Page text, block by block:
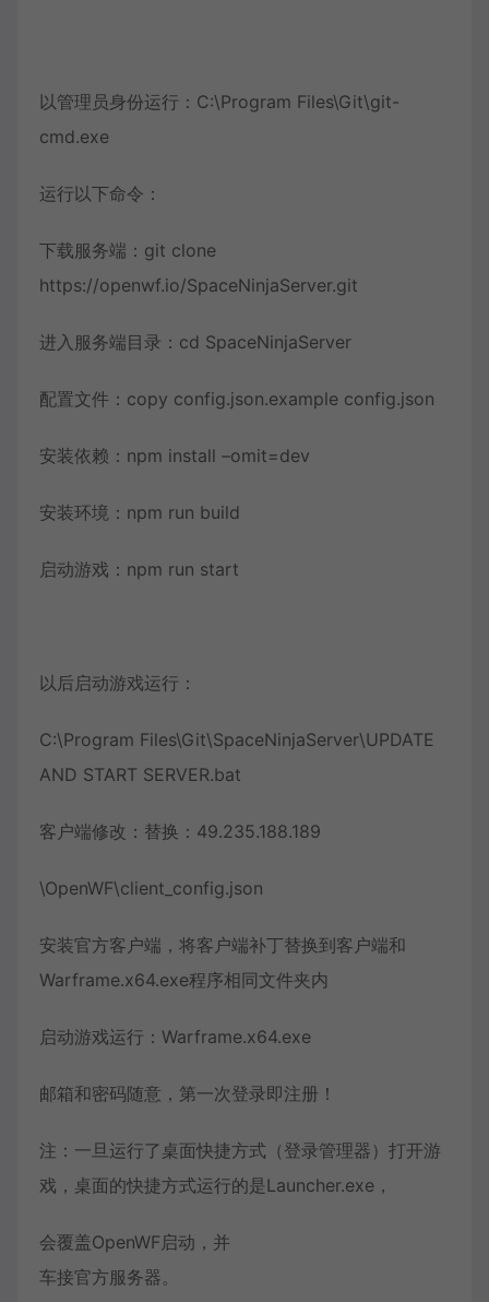
以管理员身份运行：C:\Program Files\Git\git-
cmd.exe
运行以下命令：
下载服务端：git clone
https://openwf.io/SpaceNinjaServer.git
进入服务端目录：cd SpaceNinjaServer
配置文件：copy config.json.example config.json
安装依赖：npm install –omit=dev
安装环境：npm run build
启动游戏：npm run start
以后启动游戏运行：
C:\Program Files\Git\SpaceNinjaServer\UPDATE
AND START SERVER.bat
客户端修改：替换：49.235.188.189
\OpenWF\client_config.json
安装官方客户端，将客户端补丁替换到客户端和
Warframe.x64.exe程序相同文件夹内
启动游戏运行：Warframe.x64.exe
邮箱和密码随意，第一次登录即注册！
注：一旦运行了桌面快捷方式（登录管理器）打开游
戏，桌面的快捷方式运行的是Launcher.exe，
会覆盖OpenWF启动，并
车接官方服务器。